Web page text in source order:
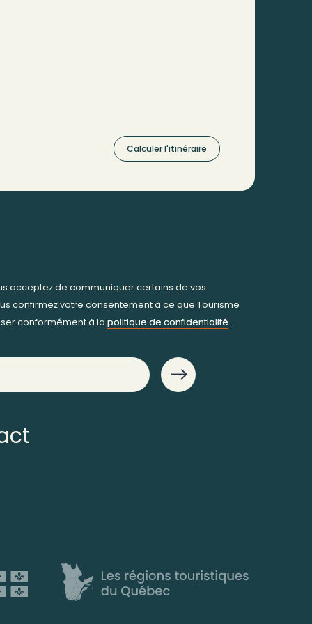
Calculer l'itinéraire
acceptez de communiquer certains de vos
confirmez votre consentement à ce que Tourisme
conformément à la politique de confidentialité.